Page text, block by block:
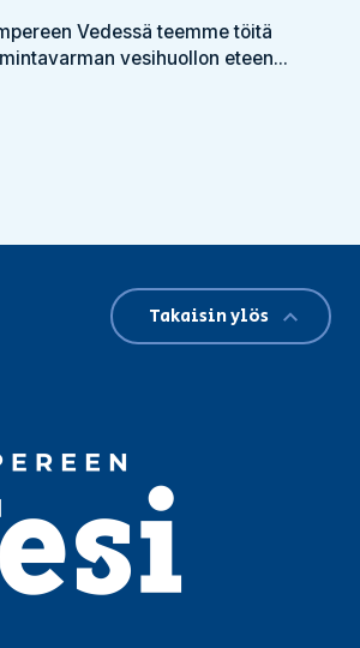
Vedessä teemme töitä
vesihuollon eteen...
Takaisin ylös